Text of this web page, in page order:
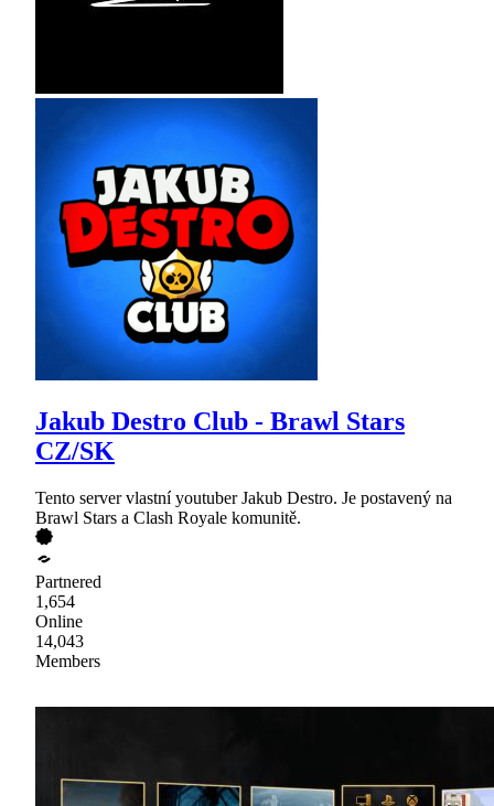
Jakub Destro Club - Brawl Stars
CZ/SK
Tento server vlastní youtuber Jakub Destro. Je postavený na
Brawl Stars a Clash Royale komunitě.
Partnered
1,654
Online
14,043
Members